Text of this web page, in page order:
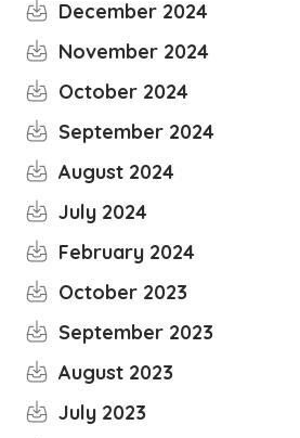
December 2024
November 2024
October 2024
September 2024
August 2024
July 2024
February 2024
October 2023
September 2023
August 2023
July 2023